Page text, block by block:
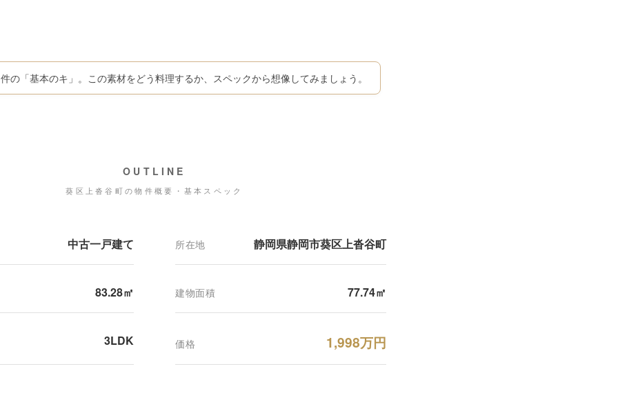
の「基本のキ」。この素材をどう料理するか、スペックから想像してみましょう。
OUTLINE
葵区上沓谷町の物件概要・基本スペック
中古一戸建て 所在地 静岡県静岡市葵区上沓谷町
83.28㎡ 建物面積 77.74㎡
3LDK 価格 1,998万円